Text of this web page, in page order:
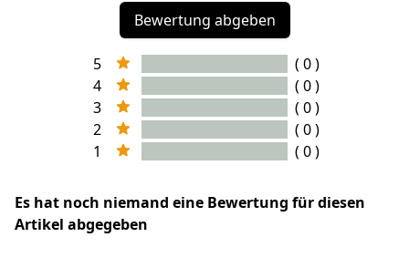
Bewertung abgeben
5
( 0 )
4
( 0 )
3
( 0 )
2
( 0 )
1
( 0 )
Es hat noch niemand eine Bewertung für diesen
Artikel abgegeben